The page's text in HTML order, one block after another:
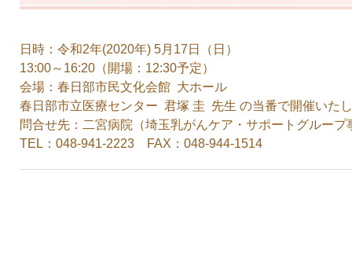
日時：令和2年(2020年) 5月17日（日）
13:00～16:20（開場：12:30予定）
会場：春日部市民文化会館 大ホール
春日部市立医療センター 君塚 圭 先生 の当番で開催いた
問合せ先：二宮病院（埼玉乳がんケア・サポートグループ
TEL：048-941-2223 FAX：048-944-1514